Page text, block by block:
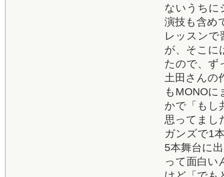
ないうちに
演技も含め
レッスンで
が、そこに
たので、ず
土田さんの
もMONO
かで「もし
思ってまし
ガンズで1
5本舞台に
って面白い